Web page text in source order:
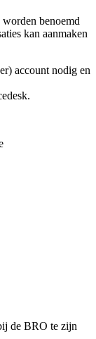
benoemd
kan aanmaken
account nodig en
de BRO te zijn